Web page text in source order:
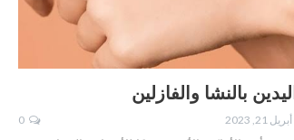
بالنشا والفازلين
أبريل 21, 2023 0